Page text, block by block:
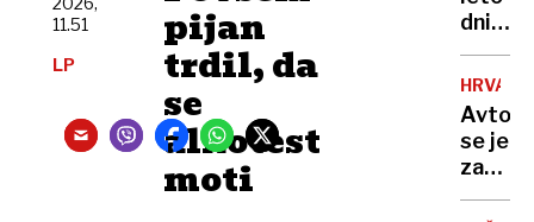
pijan
trdil, da
se
alkotest
moti
11.51
LP
se
izdelki
dni
po
se je
vrnil
simbol
se je
na